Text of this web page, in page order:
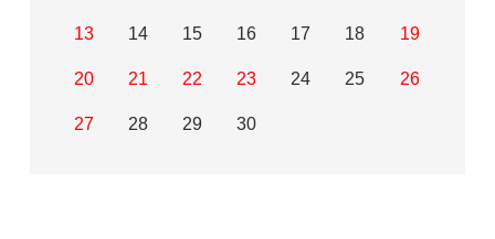
13 14 15 16 17 18 19
20 21 22 23 24 25 26
27 28 29 30